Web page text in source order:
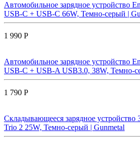
Автомобильное зарядное устройство
USB-C + USB-С 66W, Темно-серый |
1 990 Р
Автомобильное зарядное устройство
USB-C + USB-A USB3.0, 38W, Темно-
1 790 Р
Складывающееся зарядное устройство
Trio 2 25W, Темно-серый | Gunmetal